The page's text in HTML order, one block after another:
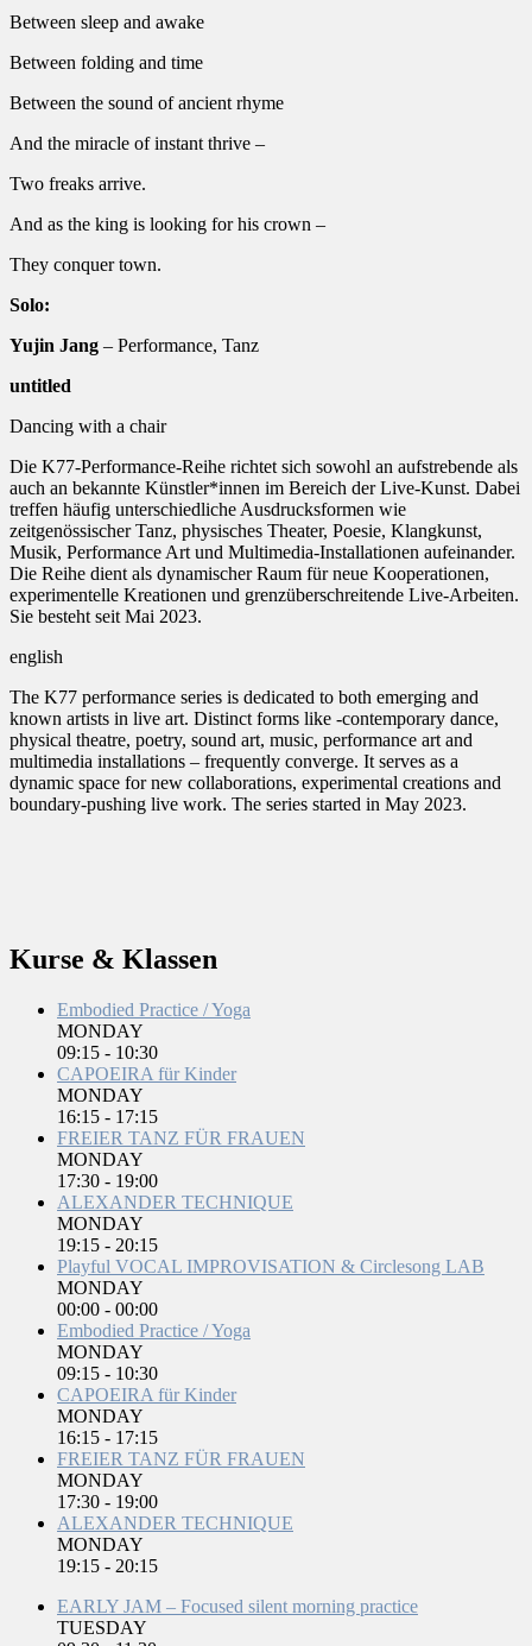
Between sleep and awake
Between folding and time
Between the sound of ancient rhyme
And the miracle of instant thrive –
Two freaks arrive.
And as the king is looking for his crown –
They conquer town.
Solo:
Yujin Jang – Performance, Tanz
untitled
Dancing with a chair
Die K77-Performance-Reihe richtet sich sowohl an aufstrebende als
auch an bekannte Künstler*innen im Bereich der Live-Kunst. Dabei
treffen häufig unterschiedliche Ausdrucksformen wie
zeitgenössischer Tanz, physisches Theater, Poesie, Klangkunst,
Musik, Performance Art und Multimedia-Installationen aufeinander.
Die Reihe dient als dynamischer Raum für neue Kooperationen,
experimentelle Kreationen und grenzüberschreitende Live-Arbeiten.
Sie besteht seit Mai 2023.
english
The K77 performance series is dedicated to both emerging and
known artists in live art. Distinct forms like -contemporary dance,
physical theatre, poetry, sound art, music, performance art and
multimedia installations – frequently converge. It serves as a
dynamic space for new collaborations, experimental creations and
boundary-pushing live work. The series started in May 2023.
Kurse & Klassen
Embodied Practice / Yoga
MONDAY
09:15 - 10:30
CAPOEIRA für Kinder
MONDAY
16:15 - 17:15
FREIER TANZ FÜR FRAUEN
MONDAY
17:30 - 19:00
ALEXANDER TECHNIQUE
MONDAY
19:15 - 20:15
Playful VOCAL IMPROVISATION & Circlesong LAB
MONDAY
00:00 - 00:00
Embodied Practice / Yoga
MONDAY
09:15 - 10:30
CAPOEIRA für Kinder
MONDAY
16:15 - 17:15
FREIER TANZ FÜR FRAUEN
MONDAY
17:30 - 19:00
ALEXANDER TECHNIQUE
MONDAY
19:15 - 20:15
EARLY JAM – Focused silent morning practice
TUESDAY